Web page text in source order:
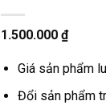
1.500.000₫
Giá sản phẩm
Đổi sản phẩm